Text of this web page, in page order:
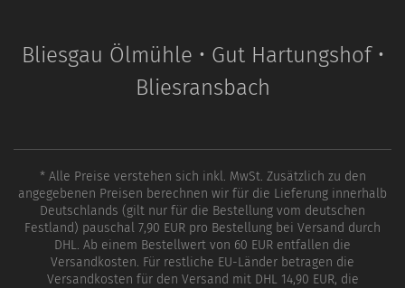
Bliesgau Ölmühle • Gut Hartungshof •
Bliesransbach
* Alle Preise verstehen sich inkl. MwSt. Zusätzlich zu den
angegebenen Preisen berechnen wir für die Lieferung innerhalb
Deutschlands (gilt nur für die Bestellung vom deutschen
Festland) pauschal 7,90 EUR pro Bestellung bei Versand durch
DHL. Ab einem Bestellwert von 60 EUR entfallen die
Versandkosten. Für restliche EU-Länder betragen die
Versandkosten für den Versand mit DHL 14,90 EUR, die